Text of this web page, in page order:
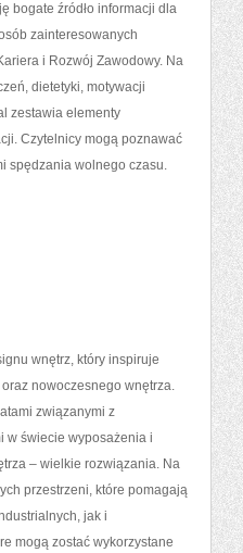
bogate źródło informacji dla
zainteresowanych
i Rozwój Zawodowy. Na
dietetyki, motywacji
zestawia elementy
Czytelnicy mogą poznawać
spędzania wolnego czasu.
wnętrz, który inspiruje
nowoczesnego wnętrza.
związanymi z
w świecie wyposażenia i
– wielkie rozwiązania. Na
przestrzeni, które pomagają
jak i
mogą zostać wykorzystane